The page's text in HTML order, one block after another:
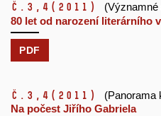
č.3,4 (2011)
80 let od narození literárního
PDF
č.3,4 (2011)
(Panorama
Na počest Jiřího Gabriela